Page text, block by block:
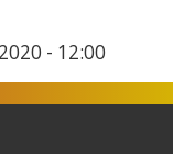
- 12:00